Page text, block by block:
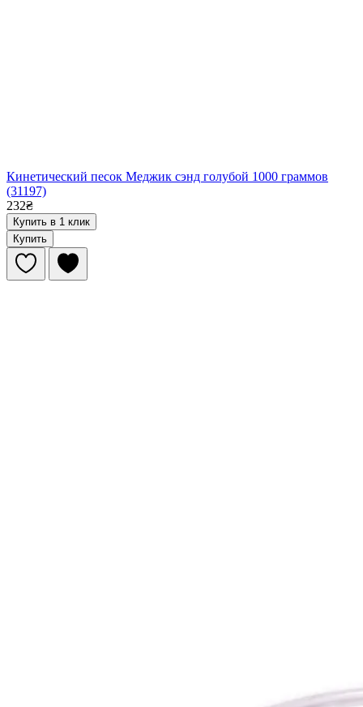
Кинетический песок Меджик сэнд голубой 1000 граммов
(31197)
232₴
Купить в 1 клик
Купить